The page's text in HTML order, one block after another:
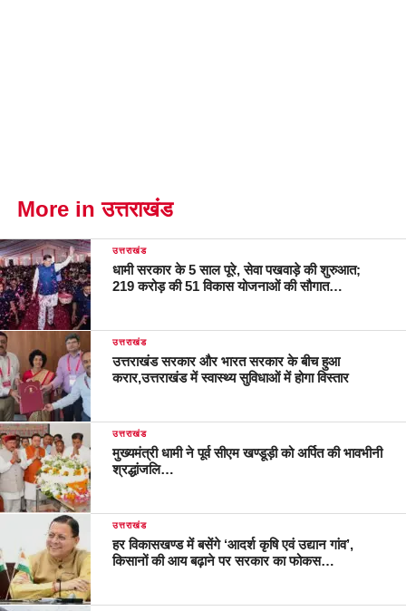
More in उत्तराखंड
उत्तराखंड
धामी सरकार के 5 साल पूरे, सेवा पखवाड़े की शुरुआत;
219 करोड़ की 51 विकास योजनाओं की सौगात…
उत्तराखंड
उत्तराखंड सरकार और भारत सरकार के बीच हुआ
करार,उत्तराखंड में स्वास्थ्य सुविधाओं में होगा विस्तार
उत्तराखंड
मुख्यमंत्री धामी ने पूर्व सीएम खण्डूड़ी को अर्पित की भावभीनी
श्रद्धांजलि…
उत्तराखंड
हर विकासखण्ड में बसेंगे ‘आदर्श कृषि एवं उद्यान गांव’,
किसानों की आय बढ़ाने पर सरकार का फोकस…